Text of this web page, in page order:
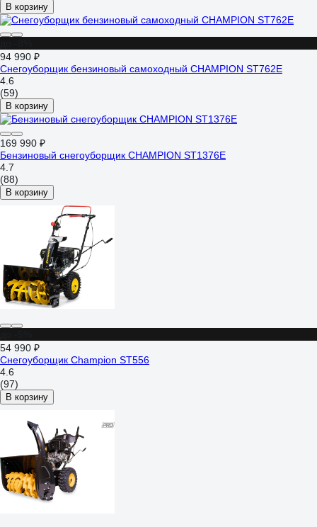
В корзину
94 990 ₽
Снегоуборщик бензиновый самоходный CHAMPION ST762E
4.6
(59)
В корзину
169 990 ₽
Бензиновый снегоуборщик CHAMPION ST1376E
4.7
(88)
В корзину
54 990 ₽
Снегоуборщик Champion ST556
4.6
(97)
В корзину